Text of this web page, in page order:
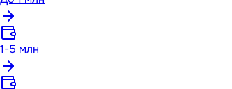
1-5 млн